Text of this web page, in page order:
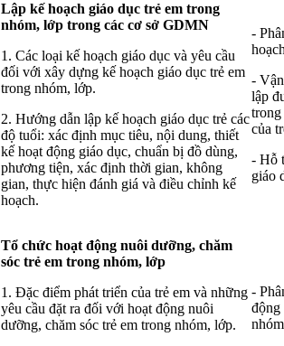
Lập kế hoạch giáo dục trẻ em trong
nhóm, lớp trong các cơ sở GDMN
1. Các loại kế hoạch giáo dục và yêu cầu
đối với xây dựng kế hoạch giáo dục trẻ em
trong nhóm, lớp.
2. Hướng dẫn lập kế hoạch giáo dục trẻ các
độ tuổi: xác định mục tiêu, nội dung, thiết
kế hoạt động giáo dục, chuẩn bị đồ dùng,
phương tiện, xác định thời gian, không
gian, thực hiện đánh giá và điều chỉnh kế
hoạch.
-
-
lập
trong
của
- Hỗ
giáo
Tổ chức hoạt động nuôi dưỡng, chăm
sóc trẻ em trong nhóm, lớp
1. Đặc điểm phát triển của trẻ em và những
yêu cầu đặt ra đối với hoạt động nuôi
dưỡng, chăm sóc trẻ em trong nhóm, lớp.
-
động